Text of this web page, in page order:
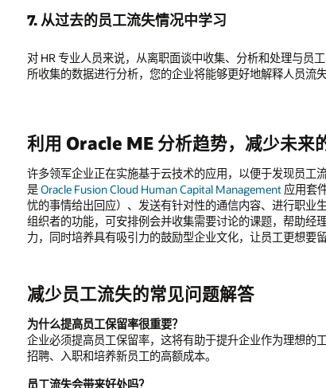
7. 从过去的员工流失情况中学习
对 HR 专业人员来说，从离职面谈中收集、分析和处理与员
所收集的数据进行分析，您的企业将能够更好地解释人员流
利用 Oracle ME 分析趋势，减少未来
许多领军企业正在实施基于云技术的应用，以便于发现员
是Oracle Fusion Cloud Human Capital Management 应用套
忧的事情给出回应）、发送有针对性的通信内容、进行职业
组织者的功能，可安排例会并收集需要讨论的课题，帮助
力，同时培养具有吸引力的鼓励型企业文化，让员工更想要
减少员工流失的常见问题解答
为什么提高员工保留率很重要？
企业必须提高员工保留率，这将有助于提升企业作为理想
招聘、入职和培养新员工的高额成本。
员工流失会带来好处吗？